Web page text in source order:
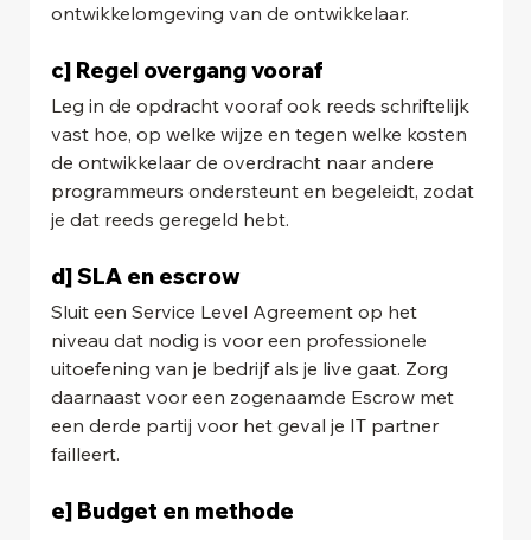
ontwikkelomgeving van de ontwikkelaar.
c] Regel overgang vooraf
Leg in de opdracht vooraf ook reeds schriftelijk
vast hoe, op welke wijze en tegen welke kosten
de ontwikkelaar de overdracht naar andere
programmeurs ondersteunt en begeleidt, zodat
je dat reeds geregeld hebt.
d] SLA en escrow
Sluit een Service Level Agreement op het
niveau dat nodig is voor een professionele
uitoefening van je bedrijf als je live gaat. Zorg
daarnaast voor een zogenaamde Escrow met
een derde partij voor het geval je IT partner
failleert.
e] Budget en methode